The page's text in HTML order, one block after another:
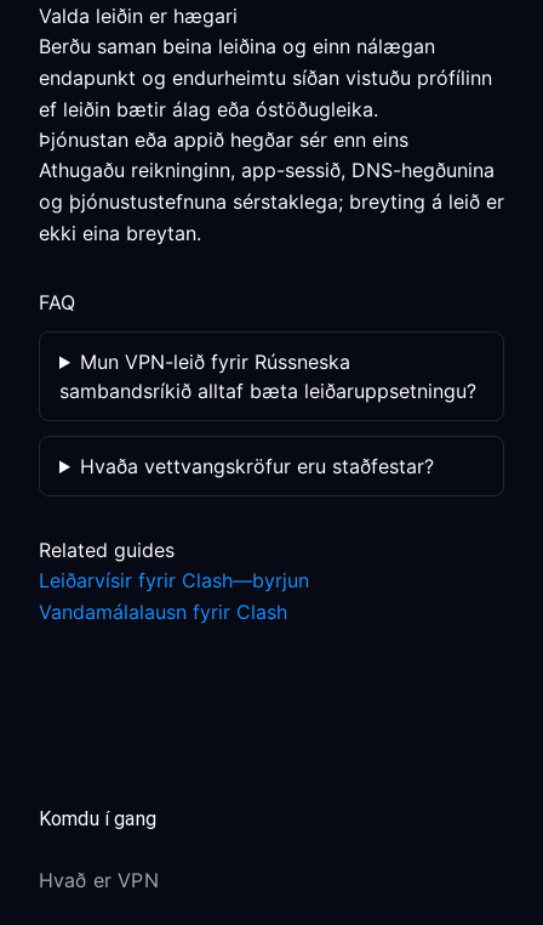
Valda leiðin er hægari
Berðu saman beina leiðina og einn nálægan
endapunkt og endurheimtu síðan vistuðu prófílinn
ef leiðin bætir álag eða óstöðugleika.
Þjónustan eða appið hegðar sér enn eins
Athugaðu reikninginn, app-sessið, DNS-hegðunina
og þjónustustefnuna sérstaklega; breyting á leið er
ekki eina breytan.
FAQ
Mun VPN-leið fyrir Rússneska
sambandsríkið alltaf bæta leiðaruppsetningu?
Hvaða vettvangskröfur eru staðfestar?
Related guides
Leiðarvísir fyrir Clash—byrjun
Vandamálalausn fyrir Clash
Komdu í gang
Hvað er VPN